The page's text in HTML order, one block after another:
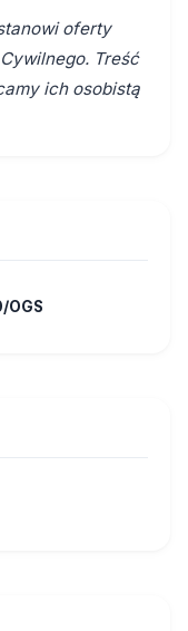
oferty
Treść
ich osobistą
OGS